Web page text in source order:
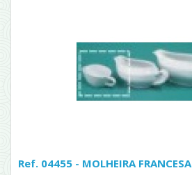
Ref. 04455 - MOLHEIRA FRANCESA